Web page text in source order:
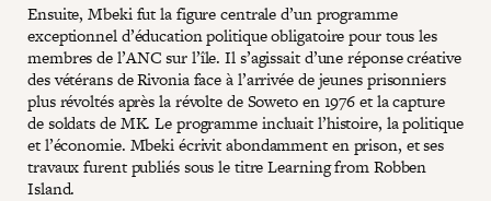
Ensuite, Mbeki fut la figure centrale d’un programme
exceptionnel d’éducation politique obligatoire pour tous les
membres de l’ANC sur l’île. Il s’agissait d’une réponse créative
des vétérans de Rivonia face à l’arrivée de jeunes prisonniers
plus révoltés après la révolte de Soweto en 1976 et la capture
de soldats de MK. Le programme incluait l’histoire, la politique
et l’économie. Mbeki écrivit abondamment en prison, et ses
travaux furent publiés sous le titre Learning from Robben
Island.